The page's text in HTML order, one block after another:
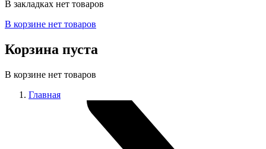
В закладках нет товаров
В корзине нет товаров
Корзина пуста
В корзине нет товаров
Главная